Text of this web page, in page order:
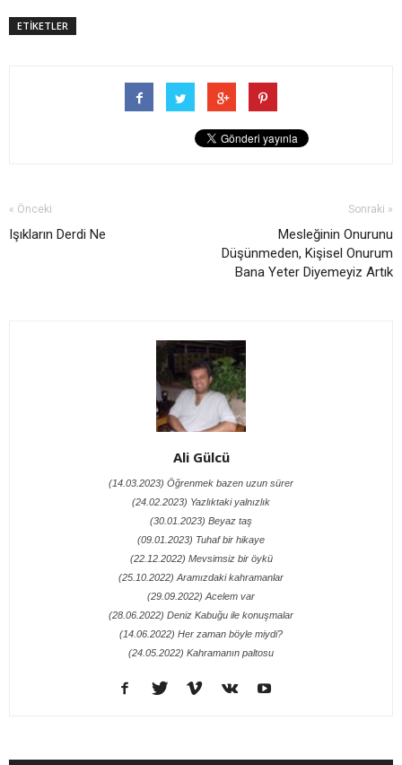
ETİKETLER
« Önceki
Işıkların Derdi Ne
Sonraki »
Mesleğinin Onurunu
Düşünmeden, Kişisel Onurum
Bana Yeter Diyemeyiz Artık
Ali Gülcü
(14.03.2023) Öğrenmek bazen uzun sürer
(24.02.2023) Yazlıktaki yalnızlık
(30.01.2023) Beyaz taş
(09.01.2023) Tuhaf bir hikaye
(22.12.2022) Mevsimsiz bir öykü
(25.10.2022) Aramızdaki kahramanlar
(29.09.2022) Acelem var
(28.06.2022) Deniz Kabuğu ile konuşmalar
(14.06.2022) Her zaman böyle miydi?
(24.05.2022) Kahramanın paltosu